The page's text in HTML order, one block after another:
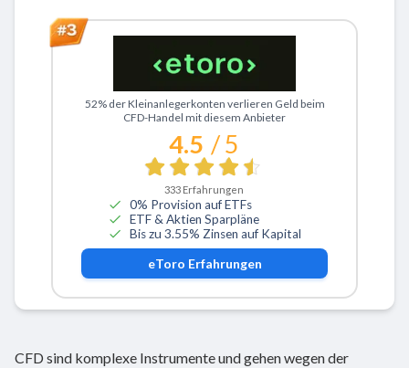
Zu eToro
52% der Kleinanlegerkonten verlieren Geld beim
CFD-Handel mit diesem Anbieter
4.5 / 5
333 Erfahrungen
0% Provision auf ETFs
ETF & Aktien Sparpläne
Bis zu 3.55% Zinsen auf Kapital
eToro Erfahrungen
CFD sind komplexe Instrumente und gehen wegen der